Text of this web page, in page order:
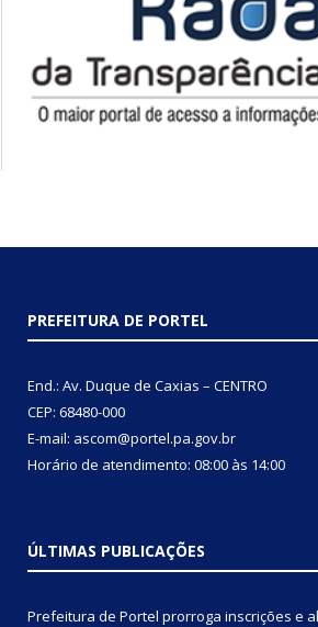
PREFEITURA DE PORTEL
End.: Av. Duque de Caxias – CENTRO
CEP: 68480-000
E-mail: ascom@portel.pa.gov.br
Horário de atendimento: 08:00 às 14:00
ÚLTIMAS PUBLICAÇÕES
Prefeitura de Portel prorroga inscrições e